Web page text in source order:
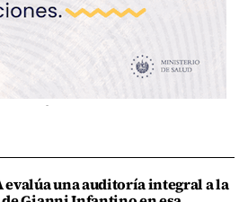
evalúa una auditoría integral a la